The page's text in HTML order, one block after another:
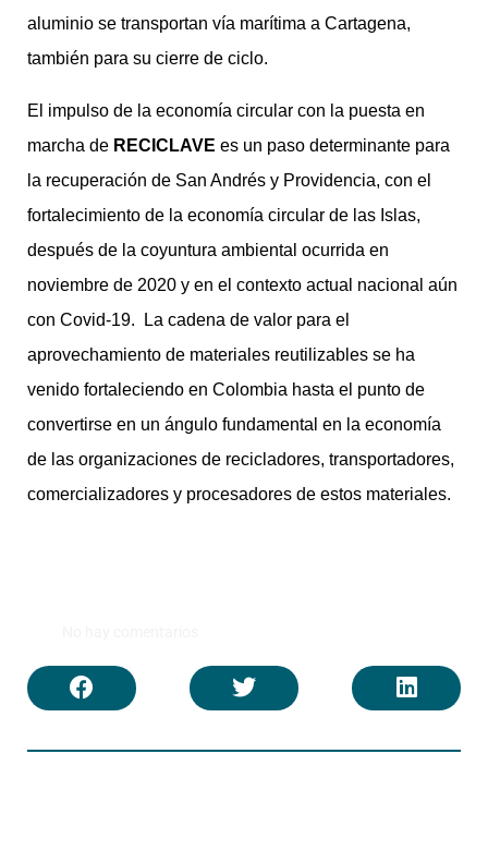
aluminio se transportan vía marítima a Cartagena,
también para su cierre de ciclo.
El impulso de la economía circular con la puesta en
marcha de RECICLAVE es un paso determinante para
la recuperación de San Andrés y Providencia, con el
fortalecimiento de la economía circular de las Islas,
después de la coyuntura ambiental ocurrida en
noviembre de 2020 y en el contexto actual nacional aún
con Covid-19. La cadena de valor para el
aprovechamiento de materiales reutilizables se ha
venido fortaleciendo en Colombia hasta el punto de
convertirse en un ángulo fundamental en la economía
de las organizaciones de recicladores, transportadores,
comercializadores y procesadores de estos materiales.